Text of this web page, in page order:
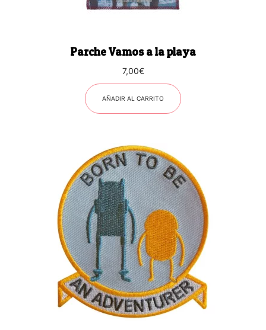
Parche Vamos a la playa
7,00€
AÑADIR AL CARRITO